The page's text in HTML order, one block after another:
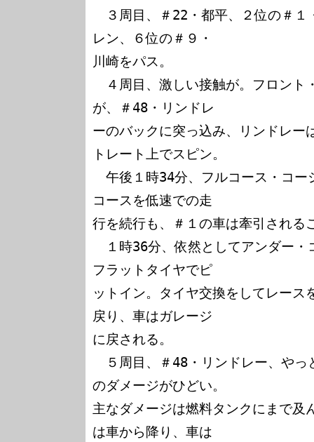
３周目、＃22・都平、２位の＃１
レン、６位の＃９・
川崎をパス。
４周目、激しい接触が。フロント
が、＃48・リンドレ
ーのバックに突っ込み、リンドレー
トレート上でスピン。
午後１時34分、フルコース・コー
コースを低速での走
行を続行も、＃１の車は牽引される
１時36分、依然としてアンダー・
フラットタイヤでピ
ットイン。タイヤ交換をしてレース
戻り、車はガレージ
に戻される。
５周目、＃48・リンドレー、やっ
のダメージがひどい。
主なダメージは燃料タンクにまで及
は車から降り、車は